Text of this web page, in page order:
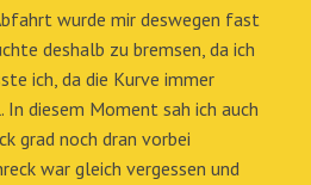
wurde mir deswegen fast
deshalb zu bremsen, da ich
ich, da die Kurve immer
diesem Moment sah ich auch
grad noch dran vorbei
war gleich vergessen und